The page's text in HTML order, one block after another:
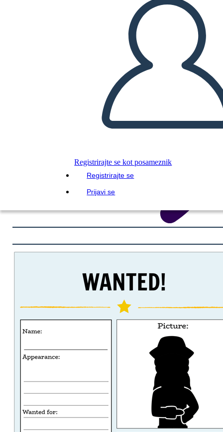
Registrirajte se kot posameznik
Registrirajte se
Prijavi se
PREDVAJANJE DIAPROJEKCIJE
PREBERI MI